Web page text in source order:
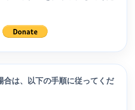
合は、以下の手順に従ってくだ